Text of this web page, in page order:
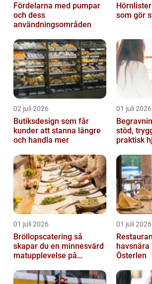
Fördelarna med pumpar
och dess
användningsområden
som gör
02 juli 2026
Butiksdesign som får
kunder att stanna längre
och handla mer
01 juli 2026
stöd,
praktisk
01 juli 2026
Bröllopscatering så
skapar du en minnesvärd
matupplevelse på
01 juli 2026
havsnära
Österlen